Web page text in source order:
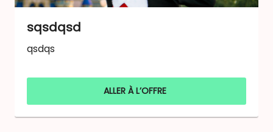
sqsdqsd
qsdqs
ALLER À L’OFFRE